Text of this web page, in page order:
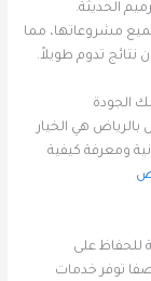
الحديثة.
مشروعاتها، مما
نتائج تدوم طويلاً.
الجودة
هي الخيار
ومعرفة كيفية
للحفاظ على
توفر خدمات